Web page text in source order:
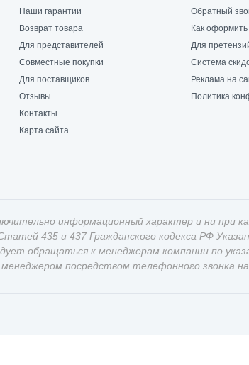
Наши гарантии
Возврат товара
Для представителей
Совместные покупки
Для поставщиков
Отзывы
Контакты
Карта сайта
Обратный
Как оформить
Для
Система
Реклама на
Политика
информационный характер и ни при
435 и 437 Гражданского кодекса РФ
обращаться к менеджерам компании по
посредством телефонного звонка на